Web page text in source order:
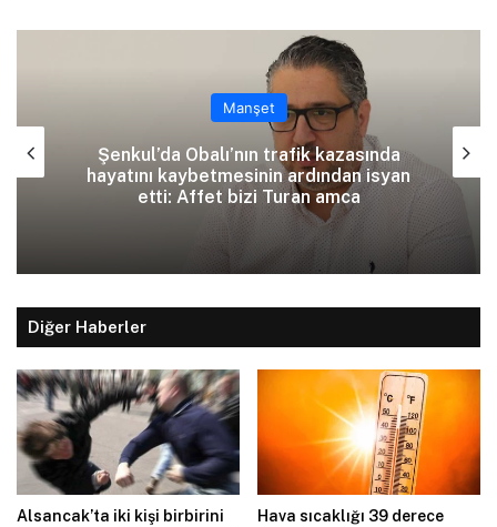
Manşet
Şenkul’da Obalı’nın trafik kazasında
hayatını kaybetmesinin ardından isyan
etti: Affet bizi Turan amca
Diğer Haberler
Alsancak’ta iki kişi birbirini
Hava sıcaklığı 39 derece